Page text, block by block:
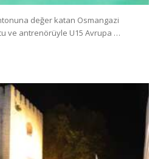
değer katan Osmangazi
ve antrenörüyle U15 Avrupa …